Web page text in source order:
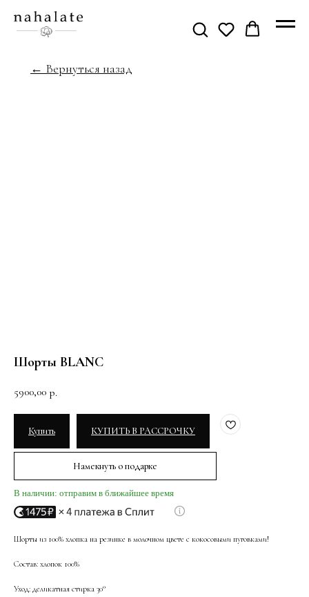
← Вернуться назад
Шорты BLANC
5900,00 р.
Купить КУПИТЬ В РАССРОЧКУ
Намекнуть о подарке
В наличии: отправим в ближайшее время
Шорты из 100% хлопка на резинке в молочном цвете с кокосовыми пуговками!
Состав: хлопок 100%
Уход: деликатная стирка 30°